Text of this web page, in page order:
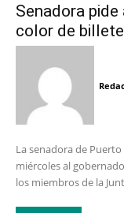
Senadora
color de
La senadora de
miércoles al
los miembros de la